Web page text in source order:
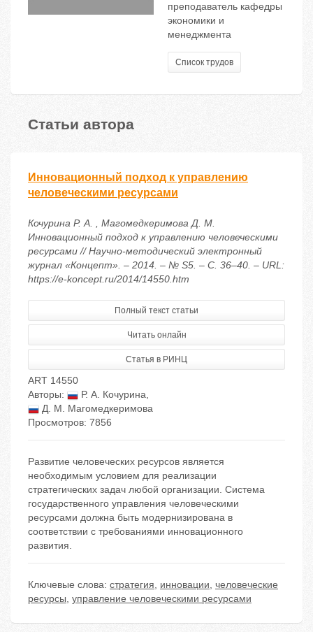
преподаватель кафедры
экономики и
менеджмента
Список трудов
Статьи автора
Инновационный подход к управлению
человеческими ресурсами
Кочурина Р. А. , Магомедкеримова Д. М.
Инновационный подход к управлению человеческими
ресурсами // Научно-методический электронный
журнал «Концепт». – 2014. – № S5. – С. 36–40. – URL:
https://e-koncept.ru/2014/14550.htm
Полный текст статьи
Читать онлайн
Статья в РИНЦ
ART 14550
Авторы:
Р. А. Кочурина,
Д. М. Магомедкеримова
Просмотров: 7856
Развитие человеческих ресурсов является
необходимым условием для реализации
стратегических задач любой организации. Система
государственного управления человеческими
ресурсами должна быть модернизирована в
соответствии с требованиями инновационного
развития.
Ключевые слова: стратегия, инновации, человеческие
ресурсы, управление человеческими ресурсами